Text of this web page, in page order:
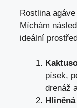
Rostlina
Míchám
ideální
písek,
drenáž